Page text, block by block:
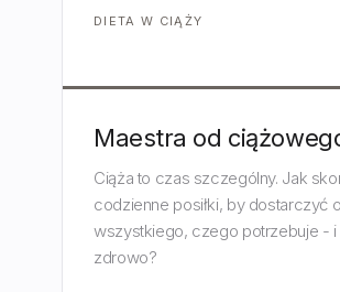
DIETA W CIĄŻY
Maestra od
Ciąża to czas szczególny. Jak
codzienne posiłki, by dostarczyć
wszystkiego, czego potrzebuje - i
zdrowo?